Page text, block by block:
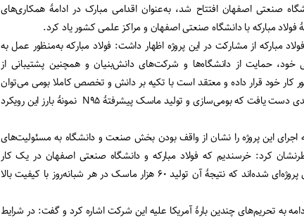
صنعتی اصفهان افتتاح شد، به‌عنوان اقدامی مبارک در ادامۀ همکاری‌های
فولاد مبارکه با دانشگاه صنعتی اصفهان و مراکز علمی کشور یاد کرد.
مبارکه از مشارکت در این پروژه اظهار داشت: فولاد مبارکه به‌‌منظور عمل به
خود، حمایت از دانشگاه‌ها و شرکت‌های دانش‌بنیان و همچنین پشتیبانی از
کار خود قرار داده و معتقد است با تکیه بر دانش و تخصص کاملا بومی می‌توان
به دستاوردهای ارزشمندی دست یافت که بومی‌سازی و تولید ماسک پیشرفتۀ N۹۵ نمونۀ بارز این رویکرد
اجرای این پروژه را نشان از واقف بودن بخش صنعت و دانشگاه به مسئولیت‌های
کرد: خرسندیم که فولاد مبارکه و دانشگاه صنعتی اصفهان در یک کار
مشترک موفق به اجرای پروژه‌ای شده‌اند که نتیجۀ آن تولید ۶۰ هزار ماسک در هر شبانه‌روز با کیفیت بالا
به تحریم‌های چندین بارۀ آمریکا علیه این شرکت اشاره کرد و گفت: در شرایط